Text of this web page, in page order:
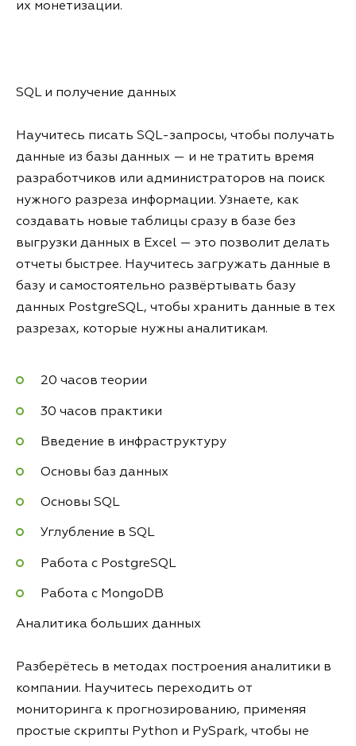
их монетизации.
SQL и получение данных
Научитесь писать SQL-запросы, чтобы получать
данные из базы данных — и не тратить время
разработчиков или администраторов на поиск
нужного разреза информации. Узнаете, как
создавать новые таблицы сразу в базе без
выгрузки данных в Excel — это позволит делать
отчеты быстрее. Научитесь загружать данные в
базу и самостоятельно развёртывать базу
данных PostgreSQL, чтобы хранить данные в тех
разрезах, которые нужны аналитикам.
20 часов теории
30 часов практики
Введение в инфраструктуру
Основы баз данных
Основы SQL
Углубление в SQL
Работа с PostgreSQL
Работа с MongoDB
Аналитика больших данных
Разберётесь в методах построения аналитики в
компании. Научитесь переходить от
мониторинга к прогнозированию, применяя
простые скрипты Python и PySpark, чтобы не